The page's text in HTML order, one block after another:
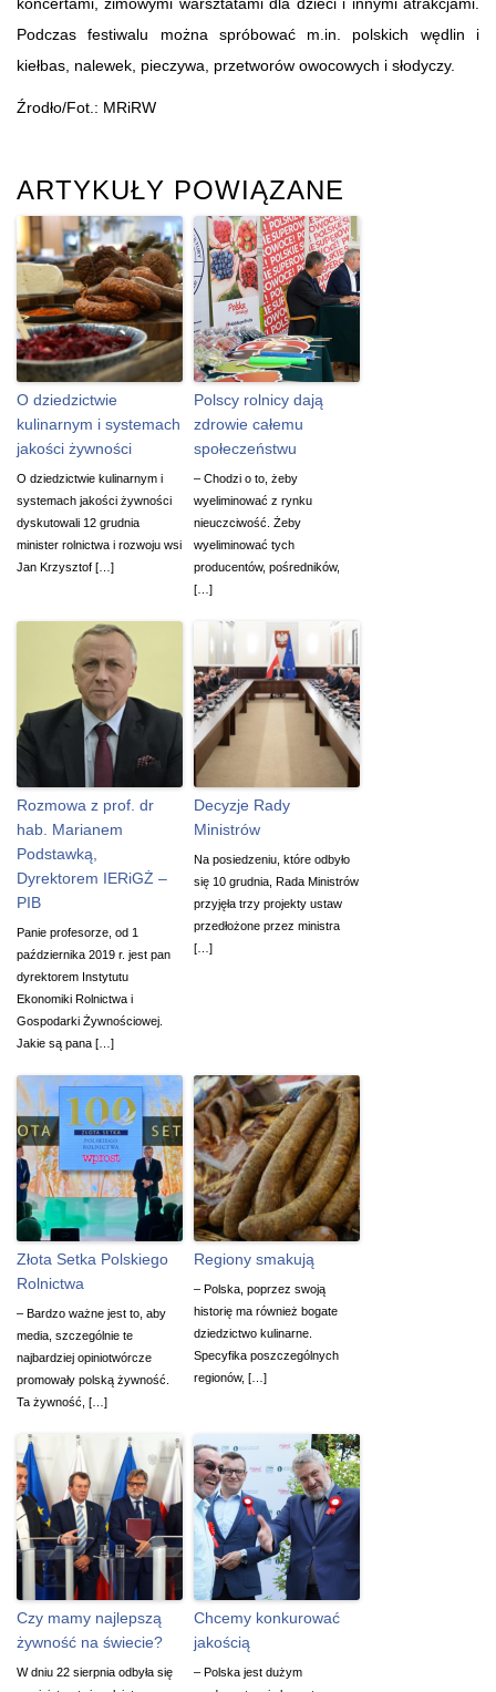
Podczas festiwalu można spróbować m.in. polskich wędlin i
kiełbas, nalewek, pieczywa, przetworów owocowych i słodyczy.
Źrodło/Fot.: MRiRW
ARTYKUŁY POWIĄZANE
O dziedzictwie
kulinarnym i systemach
jakości żywności
O dziedzictwie kulinarnym i
systemach jakości żywności
dyskutowali 12 grudnia
minister rolnictwa i rozwoju wsi
Jan Krzysztof […]
Polscy rolnicy dają
zdrowie całemu
społeczeństwu
– Chodzi o to, żeby
wyeliminować z rynku
nieuczciwość. Żeby
wyeliminować tych
producentów, pośredników,
[…]
Rozmowa z prof. dr
hab. Marianem
Podstawką,
Dyrektorem IERiGŻ –
PIB
Panie profesorze, od 1
października 2019 r. jest pan
dyrektorem Instytutu
Ekonomiki Rolnictwa i
Gospodarki Żywnościowej.
Jakie są pana […]
Decyzje Rady
Ministrów
Na posiedzeniu, które odbyło
się 10 grudnia, Rada Ministrów
przyjęła trzy projekty ustaw
przedłożone przez ministra
[…]
Złota Setka Polskiego
Rolnictwa
– Bardzo ważne jest to, aby
media, szczególnie te
najbardziej opiniotwórcze
promowały polską żywność.
Ta żywność, […]
Regiony smakują
– Polska, poprzez swoją
historię ma również bogate
dziedzictwo kulinarne.
Specyfika poszczególnych
regionów, […]
Czy mamy najlepszą
żywność na świecie?
W dniu 22 sierpnia odbyła się
Chcemy konkurować
jakością
– Polska jest dużym